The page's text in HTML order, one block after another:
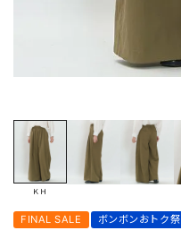
ＫＨ
FINAL SALE ボンボンおトク祭